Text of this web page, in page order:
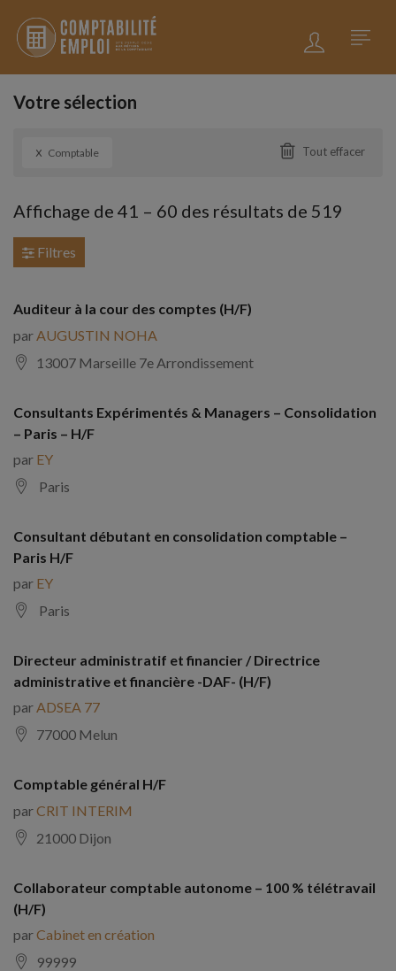
Votre sélection
x Comptable Tout effacer
Affichage de 41 – 60 des résultats de 519
Filtres
Auditeur à la cour des comptes (H/F)
par AUGUSTIN NOHA
13007 Marseille 7e Arrondissement
Consultants Expérimentés & Managers – Consolidation
– Paris – H/F
par EY
Paris
Consultant débutant en consolidation comptable –
Paris H/F
par EY
Paris
Directeur administratif et financier / Directrice
administrative et financière -DAF- (H/F)
par ADSEA 77
77000 Melun
Comptable général H/F
parCRIT INTERIM
21000 Dijon
Collaborateur comptable autonome – 100 % télétravail
(H/F)
parCabinet en création
99999